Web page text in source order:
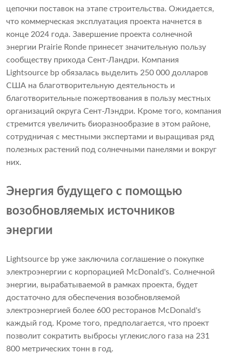
цепочки поставок на этапе строительства. Ожидается,
что коммерческая эксплуатация проекта начнется в
конце 2024 года. Завершение проекта солнечной
энергии Prairie Ronde принесет значительную пользу
сообществу прихода Сент-Ландри. Компания
Lightsource bp обязалась выделить 250 000 долларов
США на благотворительную деятельность и
благотворительные пожертвования в пользу местных
организаций округа Сент-Лэндри. Кроме того, компания
стремится увеличить биоразнообразие в этом районе,
сотрудничая с местными экспертами и выращивая ряд
полезных растений под солнечными панелями и вокруг
них.
Энергия будущего с помощью
возобновляемых источников
энергии
Lightsource bp уже заключила соглашение о покупке
электроэнергии с корпорацией McDonald's. Солнечной
энергии, вырабатываемой в рамках проекта, будет
достаточно для обеспечения возобновляемой
электроэнергией более 600 ресторанов McDonald's
каждый год. Кроме того, предполагается, что проект
позволит сократить выбросы углекислого газа на 231
800 метрических тонн в год.